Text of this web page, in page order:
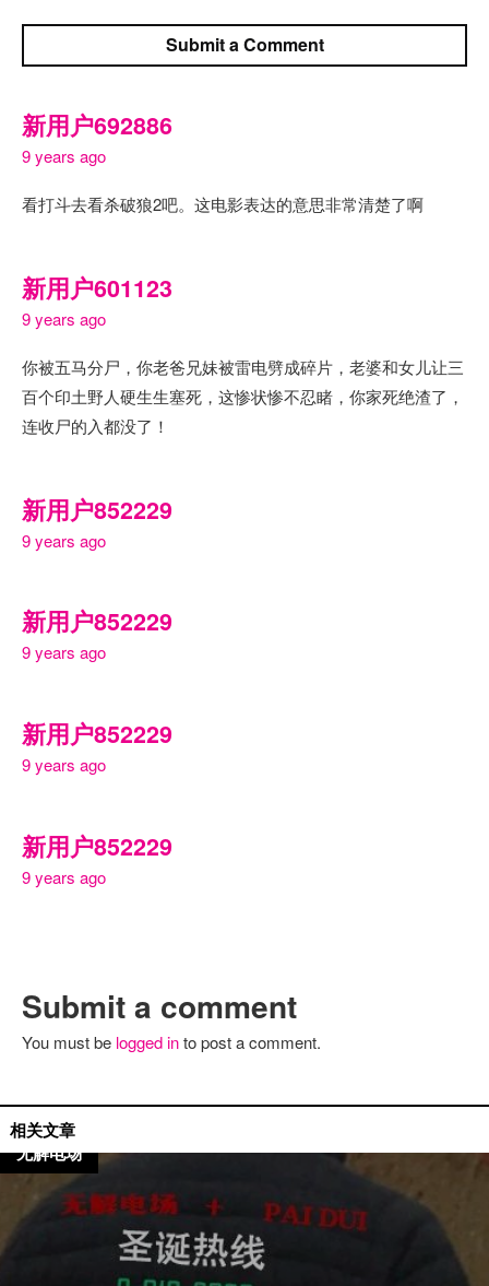
Submit a Comment
新用户692886
9 years ago
看打斗去看杀破狼2吧。这电影表达的意思非常清楚了啊
新用户601123
9 years ago
你被五马分尸，你老爸兄妹被雷电劈成碎片，老婆和女儿让三
百个印土野人硬生生塞死，这惨状惨不忍睹，你家死绝渣了，
连收尸的入都没了！
新用户852229
9 years ago
新用户852229
9 years ago
新用户852229
9 years ago
新用户852229
9 years ago
Submit a comment
You must be logged into post a comment.
相关文章
国外艺人
无解电场